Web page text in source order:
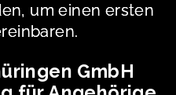
um einen ersten
GmbH